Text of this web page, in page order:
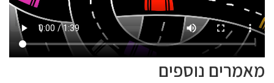
מאמרים נוספים